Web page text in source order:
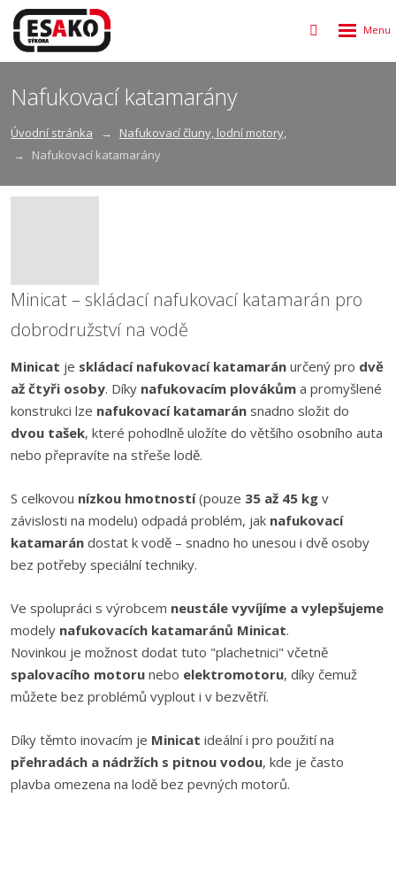
Vyhledávání
Rozbalení
Nafukovací katamarány
Úvodní stránka
Nafukovací čluny, lodní motory,
Nafukovací katamarány
Minicat – skládací nafukovací katamarán pro
dobrodružství na vodě
Minicat je skládací nafukovací katamarán určený pro dvě
až čtyři osoby. Díky nafukovacím plovákům a promyšlené
konstrukci lze nafukovací katamarán snadno složit do
dvou tašek, které pohodlně uložíte do většího osobního auta
nebo přepravíte na střeše lodě.
S celkovou nízkou hmotností(pouze 35 až 45 kg v
závislosti na modelu) odpadá problém, jak nafukovací
katamarán dostat k vodě – snadno ho unesou i dvě osoby
bez potřeby speciální techniky.
Ve spolupráci s výrobcem neustále vyvíjíme a vylepšujeme
modely nafukovacích katamaránů Minicat.
Novinkou je možnost dodat tuto "plachetnici" včetně
spalovacího motoru nebo elektromotoru, díky čemuž
můžete bez problémů vyplout i v bezvětří.
Díky těmto inovacím je Minicat ideální i pro použití na
přehradách a nádržích s pitnou vodou, kde je často
plavba omezena na lodě bez pevných motorů.